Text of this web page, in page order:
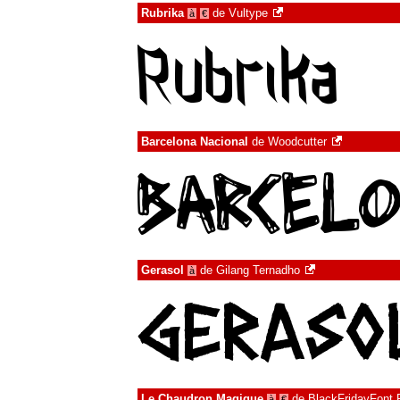
Rubrika à € de Vultype
Barcelona Nacional de Woodcutter
Gerasol à de Gilang Ternadho